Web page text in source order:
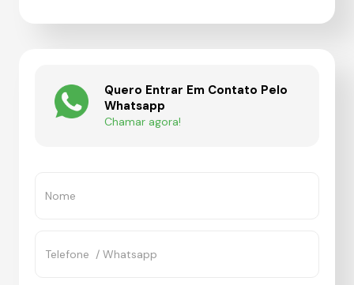
Quero Entrar Em Contato Pelo
Whatsapp
Chamar agora!